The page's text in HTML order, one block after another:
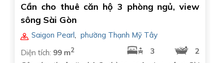
Cần cho thuê căn hộ 3 phòng ngủ, view
sông Sài Gòn
Saigon Pearl
phường Thạnh Mỹ Tây
Diện tích: 99 m2 3
2